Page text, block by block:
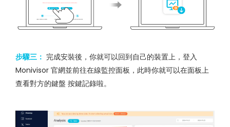
步驟三： 完成安裝後，你就可以回到自己的裝置上，登入
Monivisor 官網並前往在線監控面板，此時你就可以在面板上
查看對方的鍵盤 按鍵記錄啦。